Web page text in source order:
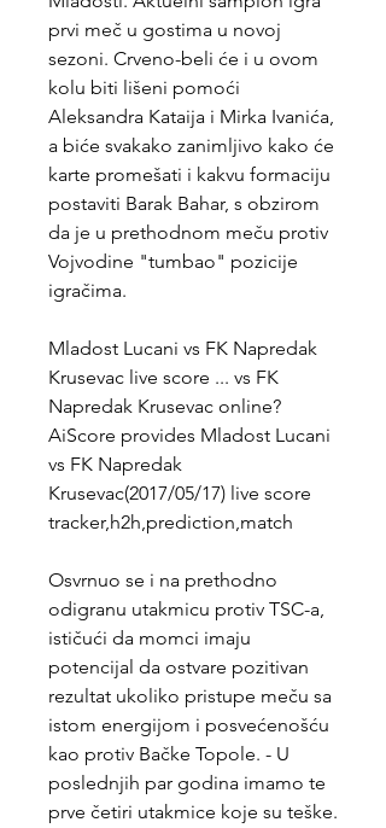
prvi meč u gostima u novoj
sezoni. Crveno-beli će i u ovom
kolu biti lišeni pomoći
Aleksandra Kataija i Mirka Ivanića,
a biće svakako zanimljivo kako će
karte promešati i kakvu formaciju
postaviti Barak Bahar, s obzirom
da je u prethodnom meču protiv
Vojvodine "tumbao" pozicije
igračima.
Mladost Lucani vs FK Napredak
Krusevac live score ... vs FK
Napredak Krusevac online?
AiScore provides Mladost Lucani
vs FK Napredak
Krusevac(2017/05/17) live score
tracker,h2h,prediction,match
Osvrnuo se i na prethodno
odigranu utakmicu protiv TSC-a,
ističući da momci imaju
potencijal da ostvare pozitivan
rezultat ukoliko pristupe meču sa
istom energijom i posvećenošću
kao protiv Bačke Topole. - U
poslednjih par godina imamo te
prve četiri utakmice koje su teške.